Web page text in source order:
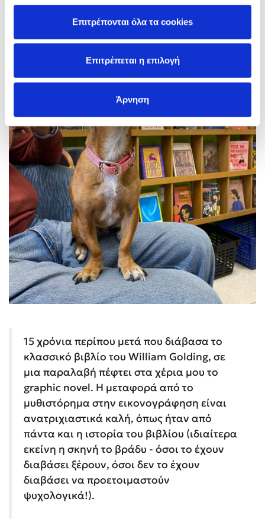
Επιτρέπονται όλα τα cookies
Επιτρέπεται η επιλογή
Άρνηση
15 χρόνια περίπου μετά που διάβασα το
κλασσικό βιβλίο του William Golding, σε
μια παραλαβή πέφτει στα χέρια μου το
graphic novel. Η μεταφορά από το
μυθιστόρημα στην εικονογράφηση είναι
ανατριχιαστικά καλή, όπως ήταν από
πάντα και η ιστορία του βιβλίου (ιδιαίτερα
εκείνη η σκηνή το βράδυ - όσοι το έχουν
διαβάσει ξέρουν, όσοι δεν το έχουν
διαβάσει να προετοιμαστούν
ψυχολογικά!).